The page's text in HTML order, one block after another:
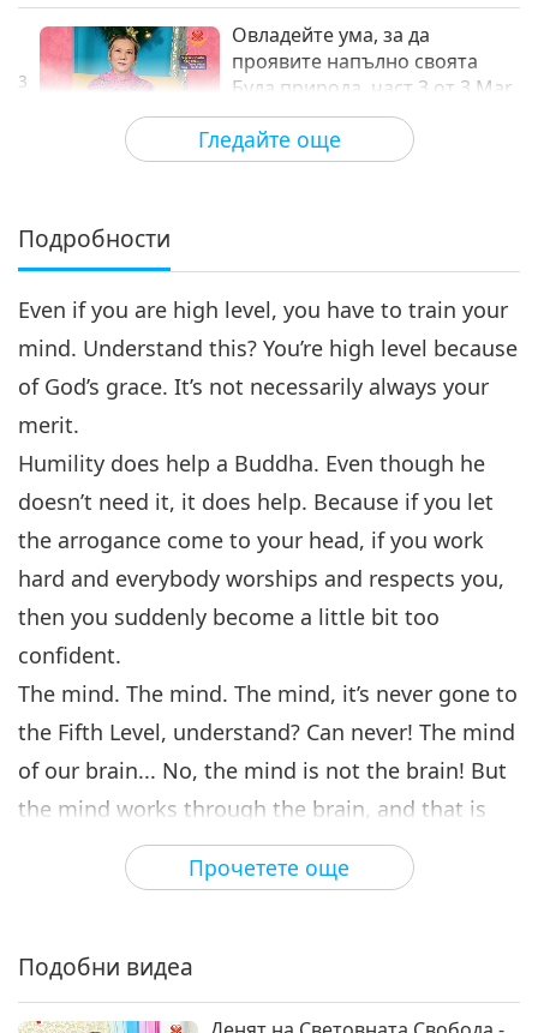
Гледайте още
3
Овладейте ума, за да
проявите напълно своята
Буда природа, част 3 от 3 Mar.
3, 2005
Между Учителя и учениците 2020-01-27 9870
Подробности
Прочетете още
Even if you are high level, you have to train your
mind. Understand this? You’re high level because
of God’s grace. It’s not necessarily always your
merit.
Humility does help a Buddha. Even though he
doesn’t need it, it does help. Because if you let
the arrogance come to your head, if you work
hard and everybody worships and respects you,
then you suddenly become a little bit too
confident.
The mind. The mind. The mind, it’s never gone to
the Fifth Level, understand? Can never! The mind
of our brain... No, the mind is not the brain! But
the mind works through the brain, and that is
even worse! So, it’s not just that you have some
billions of points, you become Buddhas, and
character and to train your mind to be efficient
in every way possible, and to direct the mind
Подобни видеа